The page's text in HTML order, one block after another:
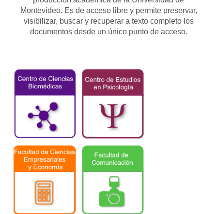
Montevideo. Es de acceso libre y permite preservar,
visibilizar, buscar y recuperar a texto completo los
documentos desde un único punto de acceso.